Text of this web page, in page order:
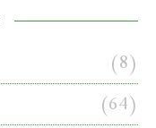
(8)
(64)